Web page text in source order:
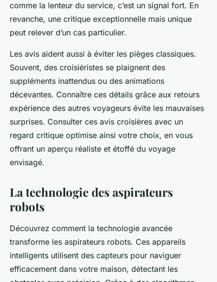
comme la lenteur du service, c’est un signal fort. En
revanche, une critique exceptionnelle mais unique
peut relever d’un cas particulier.
Les avis aident aussi à éviter les pièges classiques.
Souvent, des croisiéristes se plaignent des
suppléments inattendus ou des animations
décevantes. Connaître ces détails grâce aux retours
expérience des autres voyageurs évite les mauvaises
surprises. Consulter ces avis croisières avec un
regard critique optimise ainsi votre choix, en vous
offrant un aperçu réaliste et étoffé du voyage
envisagé.
La technologie des aspirateurs
robots
Découvrez comment la technologie avancée
transforme les aspirateurs robots. Ces appareils
intelligents utilisent des capteurs pour naviguer
efficacement dans votre maison, détectant les